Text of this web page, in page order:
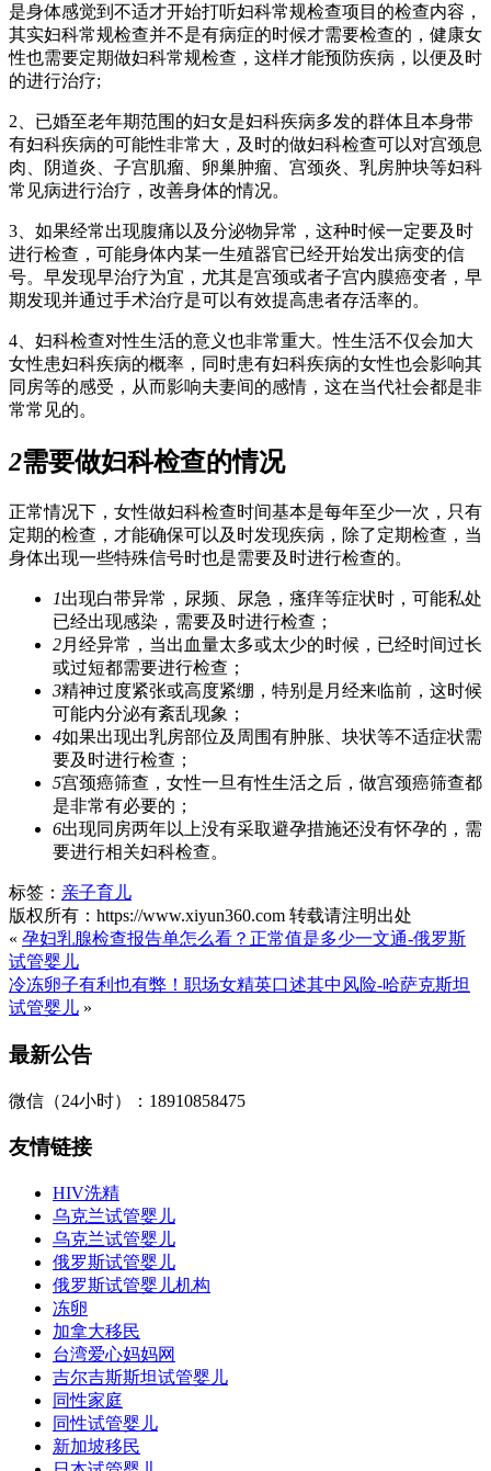
是身体感觉到不适才开始打听妇科常规检查项目的检查内容，
其实妇科常规检查并不是有病症的时候才需要检查的，健康女
性也需要定期做妇科常规检查，这样才能预防疾病，以便及时
的进行治疗;
2、已婚至老年期范围的妇女是妇科疾病多发的群体且本身带
有妇科疾病的可能性非常大，及时的做妇科检查可以对宫颈息
肉、阴道炎、子宫肌瘤、卵巢肿瘤、宫颈炎、乳房肿块等妇科
常见病进行治疗，改善身体的情况。
3、如果经常出现腹痛以及分泌物异常，这种时候一定要及时
进行检查，可能身体内某一生殖器官已经开始发出病变的信
号。早发现早治疗为宜，尤其是宫颈或者子宫内膜癌变者，早
期发现并通过手术治疗是可以有效提高患者存活率的。
4、妇科检查对性生活的意义也非常重大。性生活不仅会加大
女性患妇科疾病的概率，同时患有妇科疾病的女性也会影响其
同房等的感受，从而影响夫妻间的感情，这在当代社会都是非
常常见的。
2需要做妇科检查的情况
正常情况下，女性做妇科检查时间基本是每年至少一次，只有
定期的检查，才能确保可以及时发现疾病，除了定期检查，当
身体出现一些特殊信号时也是需要及时进行检查的。
1出现白带异常，尿频、尿急，瘙痒等症状时，可能私处
已经出现感染，需要及时进行检查；
2月经异常，当出血量太多或太少的时候，已经时间过长
或过短都需要进行检查；
3精神过度紧张或高度紧绷，特别是月经来临前，这时候
可能内分泌有紊乱现象；
4如果出现出乳房部位及周围有肿胀、块状等不适症状需
要及时进行检查；
5宫颈癌筛查，女性一旦有性生活之后，做宫颈癌筛查都
是非常有必要的；
6出现同房两年以上没有采取避孕措施还没有怀孕的，需
要进行相关妇科检查。
标签： 亲子育儿
版权所有：https://www.xiyun360.com 转载请注明出处
« 孕妇乳腺检查报告单怎么看？正常值是多少一文通-俄罗斯
试管婴儿
冷冻卵子有利也有弊！职场女精英口述其中风险-哈萨克斯坦
试管婴儿 »
最新公告
微信（24小时）：18910858475
友情链接
HIV洗精
乌克兰试管婴儿
乌克兰试管婴儿
俄罗斯试管婴儿
俄罗斯试管婴儿机构
冻卵
加拿大移民
台湾爱心妈妈网
吉尔吉斯斯坦试管婴儿
同性家庭
同性试管婴儿
新加坡移民